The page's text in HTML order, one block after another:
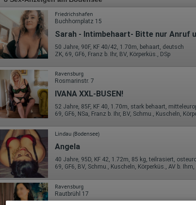
Friedrichshafen
Buchhornplatz 15
Sarah - Intimbehaart- Bitte nur Anruf
50 Jahre, 90F, KF 40/42, 1.70m, behaart, deutsch
ZK, 69, GF6, Franz b. Ihr, BV, Körperküs., DSp
Ravensburg
Rosmarinstr. 7
IVANA XXL-BUSEN!
52 Jahre, 85F, KF 40, 1.70m, stark behaart,
69, GF6, NSa, Franz b. Ihr, BV, Schmu., Kuscheln,
Lindau (Bodensee)
Angela
40 Jahre, 95D, KF 42, 1.72m, 85 kg, teilrasiert,
69, GF6, BV, Schmu., Kuscheln, Körperküs., AV b. Ihm,
Ravensburg
Rautbrühl 17